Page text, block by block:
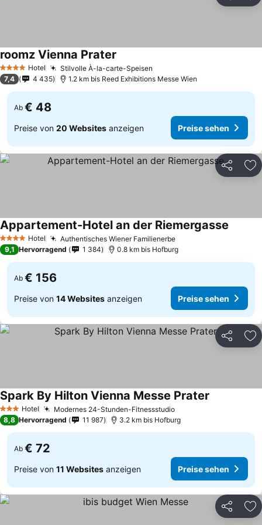
4 Sterne Hotel Stilvolle À-la-carte-Speisen
roomz Vienna Prater
7,4 4 435 1.2 km bis Reed Exhibitions Messe Wien
Ab € 48
Preise von 20 Websites anzeigen Preise sehen
Teilen
4 Sterne Hotel Authentisches Wiener FamilienerbePreise sehen
Appartement-Hotel an der Riemergasse
9,1 Hervorragend 1 384 0.8 km bis Hofburg
Ab € 156
Preise von 14 Websites anzeigen Preise sehen
Teilen
3 SterneHotel Modernes 24-Stunden-FitnessstudioPreise sehen
Spark By Hilton Vienna Messe Prater
8,8 Hervorragend 11 987 3.2 km bis Hofburg
Ab € 72
Preise von 11 Websites anzeigen Preise sehen
Teilen